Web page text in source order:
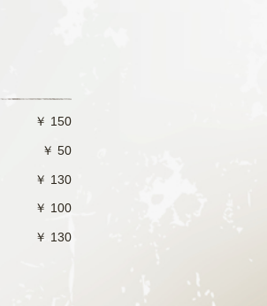
￥ 150
￥ 50
￥ 130
￥ 100
￥ 130